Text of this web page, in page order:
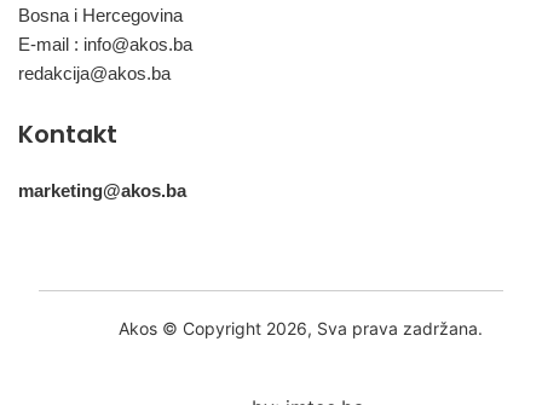
Bosna i Hercegovina
E-mail : info@akos.ba
redakcija@akos.ba
Kontakt
marketing@akos.ba
Akos © Copyright 2026, Sva prava zadržana.